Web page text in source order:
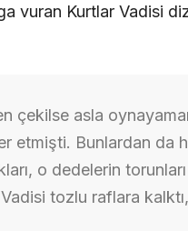
vuran Kurtlar Vadisi
çekilse asla
etmişti. Bunlardan da
o dedelerin
tozlu raflara